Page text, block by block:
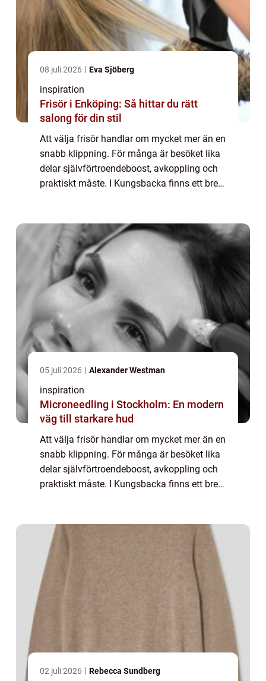
08 juli 2026 Eva Sjöberg
inspiration
Frisör i Enköping: Så hittar du rätt
salong för din stil
Att välja frisör handlar om mycket mer än en
snabb klippning. För många är besöket lika
delar självförtroendeboost, avkoppling och
praktiskt måste. I Kungsbacka finns ett brett
05 juli 2026 Alexander Westman
inspiration
Microneedling i Stockholm: En modern
väg till starkare hud
Att välja frisör handlar om mycket mer än en
snabb klippning. För många är besöket lika
delar självförtroendeboost, avkoppling och
praktiskt måste. I Kungsbacka finns ett brett
02 juli 2026 Rebecca Sundberg